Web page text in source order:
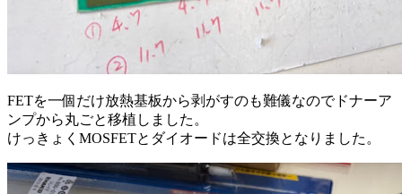
FETを一個だけ放熱基板から剥がすのも難儀なのでドナーア
ンプから丸ごと移植しました。
けっきょくMOSFETとダイオードは全交換となりました。